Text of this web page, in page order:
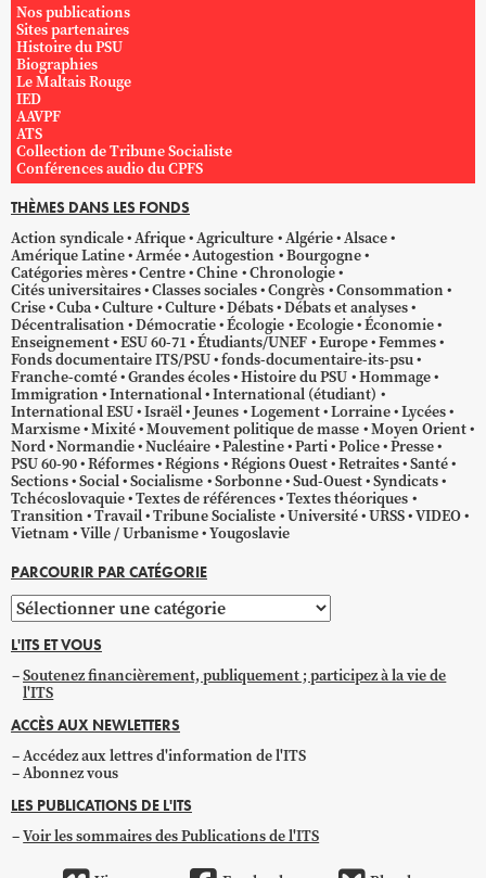
Nos publications
Sites partenaires
Histoire du PSU
Biographies
Le Maltais Rouge
IED
AAVPF
ATS
Collection de Tribune Socialiste
Conférences audio du CPFS
THÈMES DANS LES FONDS
Action syndicale Afrique Agriculture Algérie Alsace
Amérique Latine Armée Autogestion
Bourgogne
Catégories mères Centre Chine Chronologie
Cités universitaires Classes sociales Congrès Consommation
Crise Cuba Culture Culture Débats Débats et analyses
Décentralisation Démocratie Écologie Ecologie Économie
Enseignement ESU 60-71 Étudiants/UNEF Europe Femmes
Fonds documentaire ITS/PSU fonds-documentaire-its-psu
Franche-comté Grandes écoles Histoire du PSU Hommage
Immigration International International (étudiant)
International ESU Israël Jeunes Logement Lorraine Lycées
Marxisme Mixité Mouvement politique de masse Moyen Orient
Nord Normandie Nucléaire Palestine Parti Police Presse
PSU 60-90 Réformes Régions Régions Ouest Retraites Santé
Sections Social Socialisme Sorbonne Sud-Ouest Syndicats
Tchécoslovaquie Textes de références Textes théoriques
Transition Travail Tribune Socialiste Université URSS VIDEO
Vietnam Ville / Urbanisme Yougoslavie
PARCOURIR PAR CATÉGORIE
Parcourir
par
catégorie
L'ITS ET VOUS
Soutenez financièrement, publiquement ; participez à la vie de
l'ITS
ACCÈS AUX NEWLETTERS
Accédez aux lettres d'information de l'ITS
Abonnez vous
LES PUBLICATIONS DE L'ITS
Voir les sommaires des Publications de l'ITS